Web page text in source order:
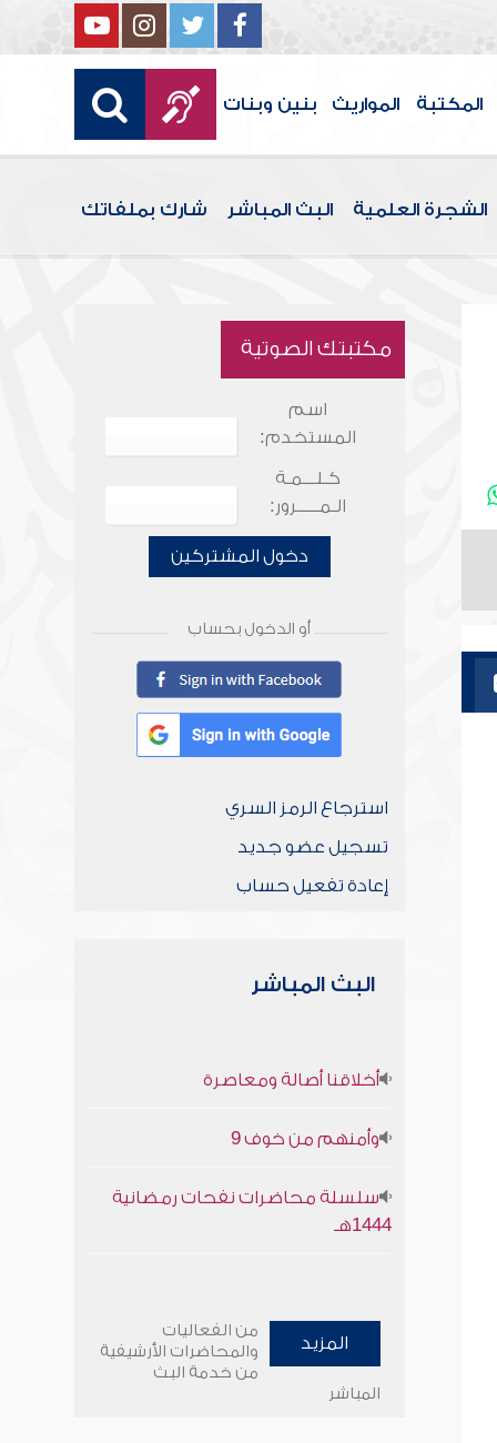
المكتبة المواريث بنين وبنات
الشجرة العلمية البث المباشر شارك بملفاتك
مكتبتك الصوتية
اسم
المستخدم:
كـلـــمـة
الـمـــــرور:
دخول المشتركين
أو الدخول بحساب
استرجاع الرمز السري
تسجيل عضو جديد
إعادة تفعيل حساب
البث المباشر
أخلاقنا أصالة ومعاصرة
وأمنهم من خوف 9
سلسلة محاضرات نفحات رمضانية
1444هـ
المزيد
من الفعاليات
والمحاضرات الأرشيفية
من خدمة البث
المباشر